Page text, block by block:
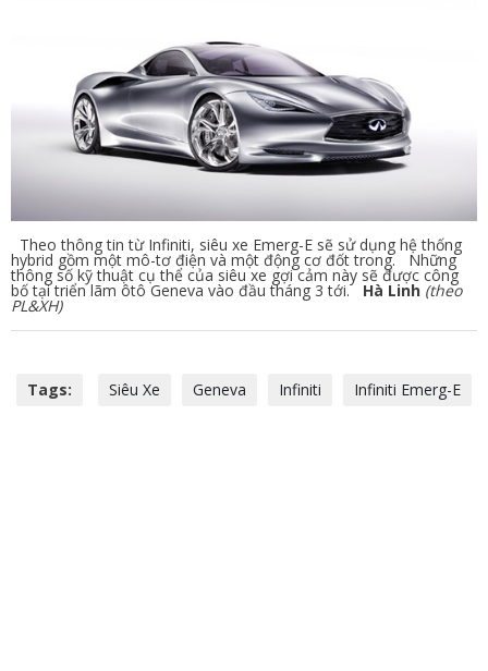
Theo thông tin từ Infiniti, siêu xe Emerg-E sẽ sử dụng hệ thống
hybrid gồm một mô-tơ điện và một động cơ đốt trong. Những
thông số kỹ thuật cụ thể của siêu xe gợi cảm này sẽ được công
bố tại triển lãm ôtô Geneva vào đầu tháng 3 tới. Hà Linh (theo
PL&XH)
Tags: Siêu Xe Geneva Infiniti Infiniti Emerg-E